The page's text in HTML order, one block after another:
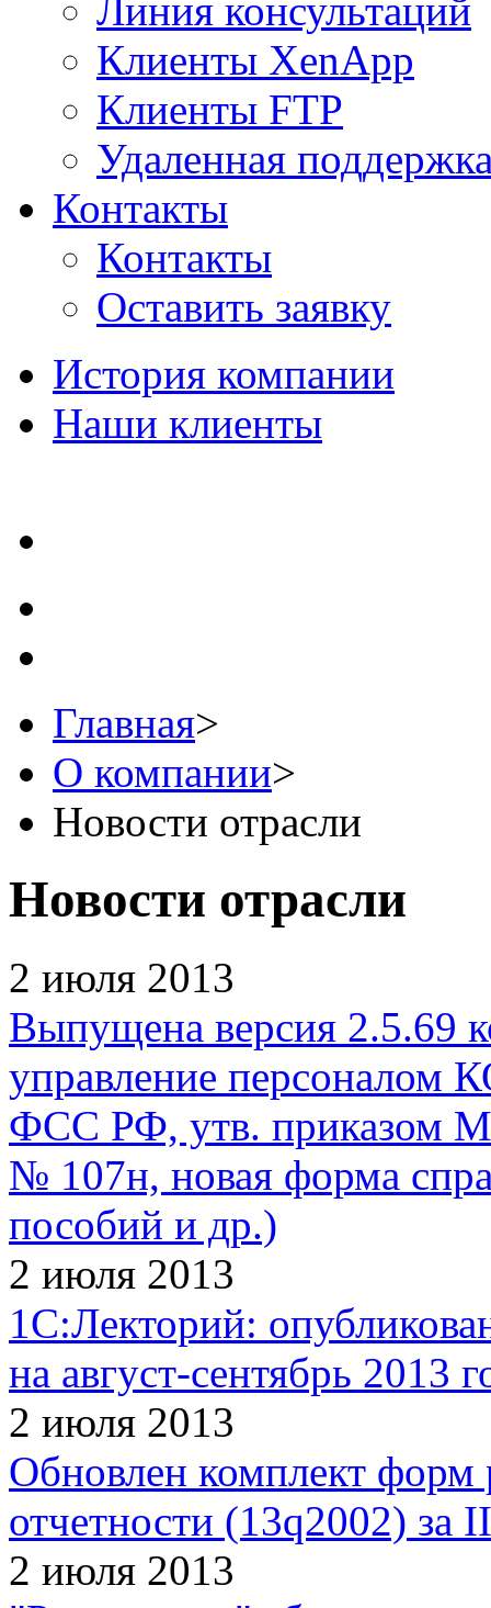
Линия консультаций
Клиенты XenApp
Клиенты FTP
Удаленная
Контакты
Контакты
Оставить заявку
История компании
Наши клиенты
Главная>
О компании>
Новости отрасли
Новости отрасли
2 июля 2013
Выпущена версия 2.5.69
управление
ФСС РФ, утв. приказом
№ 107н, новая форма
пособий и др.)
2 июля 2013
1С:Лекторий:
на август-сентябрь 2013
2 июля 2013
Обновлен комплект форм
отчетности (13q2002) за
2 июля 2013